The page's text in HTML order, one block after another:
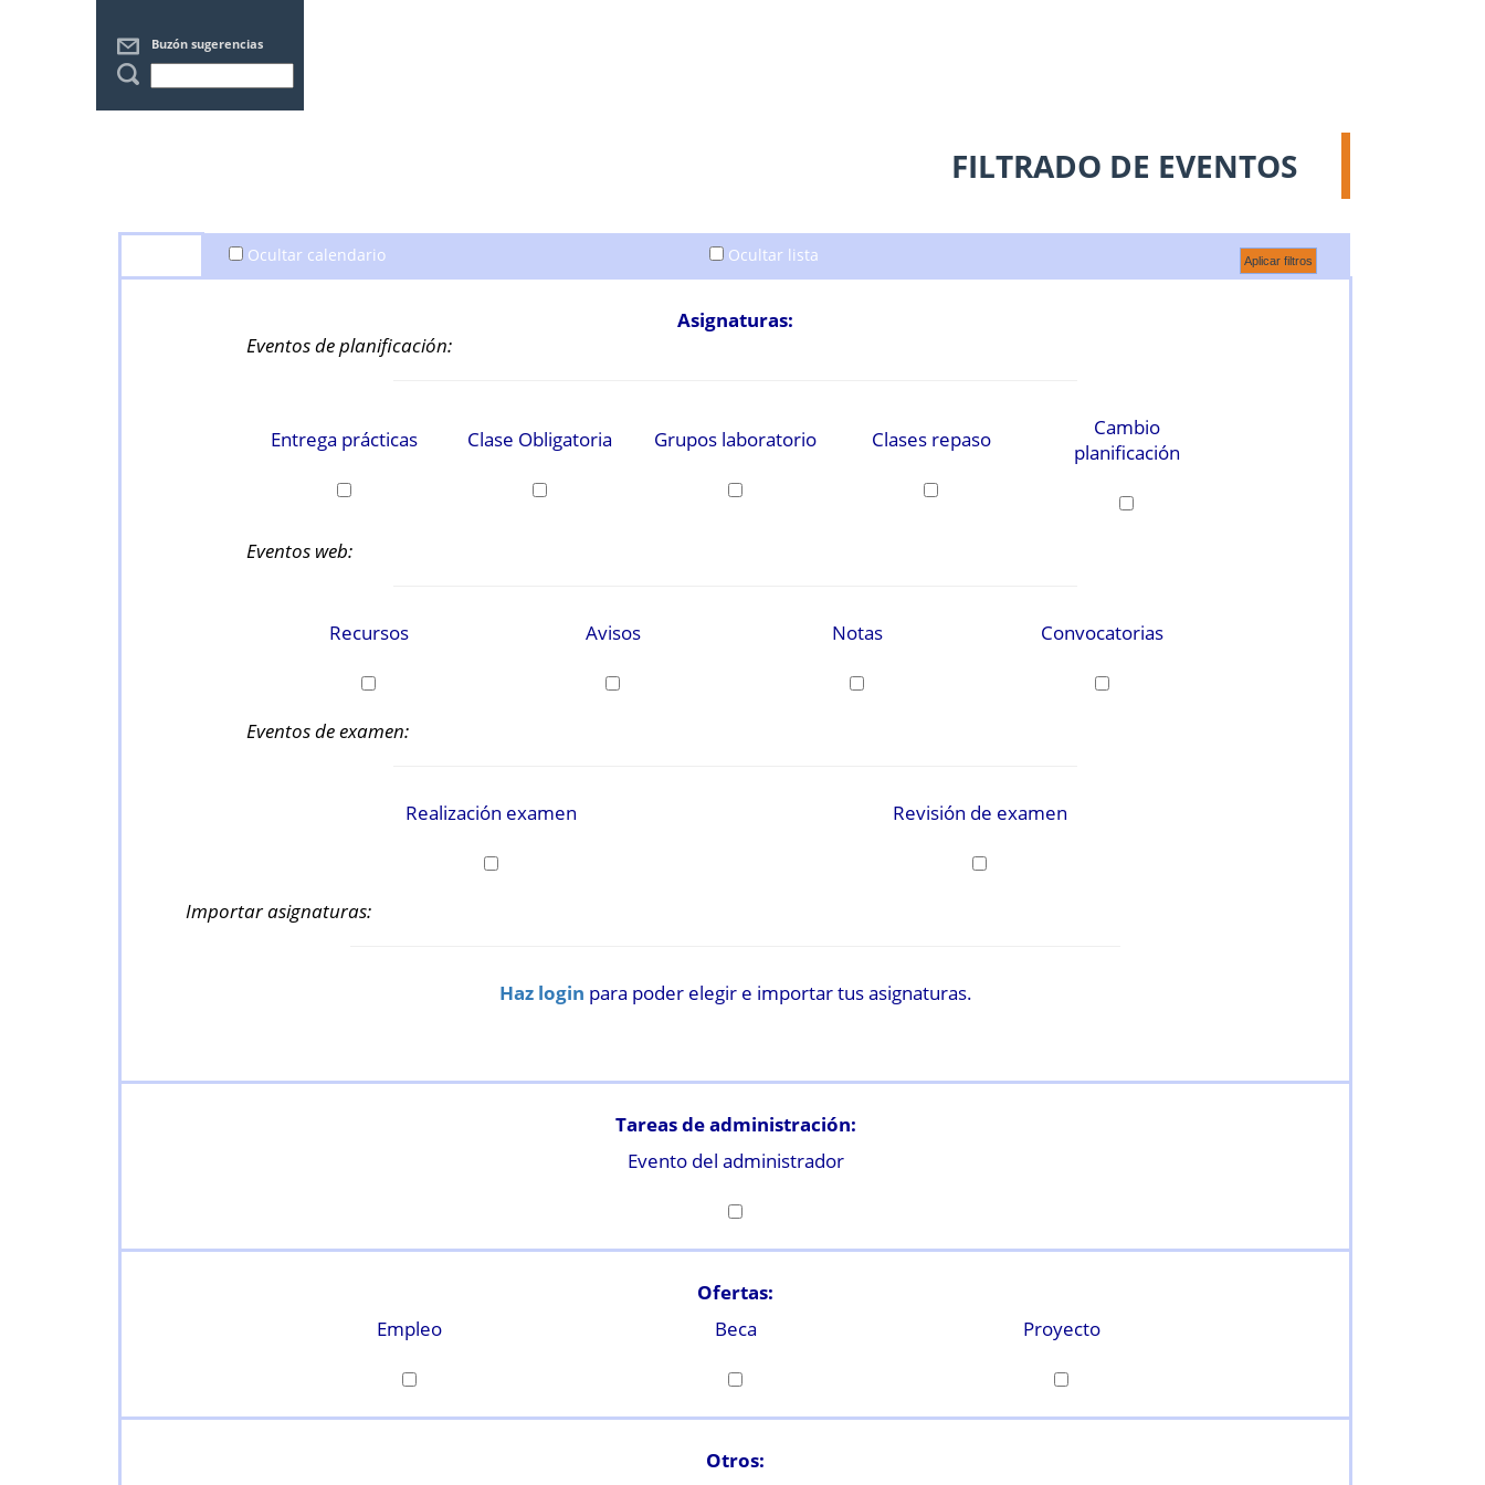
Buzón sugerencias
FILTRADO DE EVENTOS
Ocultar calendario Ocultar lista
Asignaturas:
Eventos de planificación:
Entrega prácticas Clase Obligatoria Grupos laboratorio Clases repaso
Cambio
planificación
Eventos web:
Recursos Avisos Notas Convocatorias
Eventos de examen:
Realización examen Revisión de examen
Importar asignaturas:
Haz login para poder elegir e importar tus asignaturas.
Tareas de administración:
Evento del administrador
Ofertas:
Empleo
Beca Proyecto
Otros: